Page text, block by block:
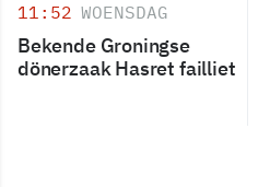
11:52 WOENSDAG
Bekende Groningse
dönerzaak Hasret failliet